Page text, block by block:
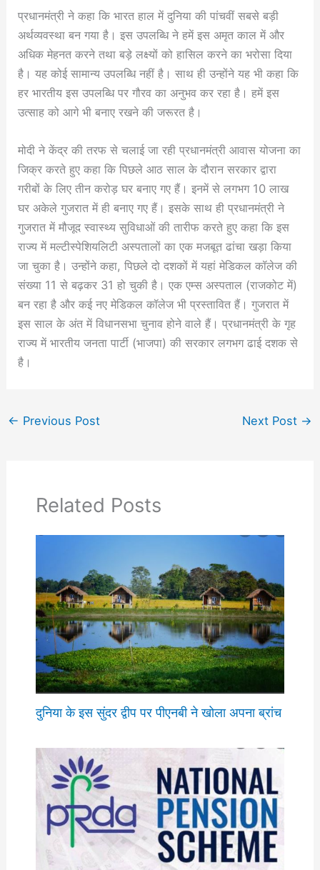
प्रधानमंत्री ने कहा कि भारत हाल में दुनिया की पांचवीं सबसे बड़ी
अर्थव्यवस्था बन गया है। इस उपलब्धि ने हमें इस अमृत काल में और
अधिक मेहनत करने तथा बड़े लक्ष्यों को हासिल करने का भरोसा दिया
है। यह कोई सामान्य उपलब्धि नहीं है। साथ ही उन्होंने यह भी कहा कि
हर भारतीय इस उपलब्धि पर गौरव का अनुभव कर रहा है। हमें इस
उत्साह को आगे भी बनाए रखने की जरूरत है।
मोदी ने केंद्र की तरफ से चलाई जा रही प्रधानमंत्री आवास योजना का
जिक्र करते हुए कहा कि पिछले आठ साल के दौरान सरकार द्वारा
गरीबों के लिए तीन करोड़ घर बनाए गए हैं। इनमें से लगभग 10 लाख
घर अकेले गुजरात में ही बनाए गए हैं। इसके साथ ही प्रधानमंत्री ने
गुजरात में मौजूद स्वास्थ्य सुविधाओं की तारीफ करते हुए कहा कि इस
राज्य में मल्टीस्पेशियलिटी अस्पतालों का एक मजबूत ढांचा खड़ा किया
जा चुका है। उन्होंने कहा, पिछले दो दशकों में यहां मेडिकल कॉलेज की
संख्या 11 से बढ़कर 31 हो चुकी है। एक एम्स अस्पताल (राजकोट में)
बन रहा है और कई नए मेडिकल कॉलेज भी प्रस्तावित हैं। गुजरात में
इस साल के अंत में विधानसभा चुनाव होने वाले हैं। प्रधानमंत्री के गृह
राज्य में भारतीय जनता पार्टी (भाजपा) की सरकार लगभग ढाई दशक से
है।
← Previous Post Next Post →
Related Posts
दुनिया के इस सुंदर द्वीप पर पीएनबी ने खोला अपना ब्रांच